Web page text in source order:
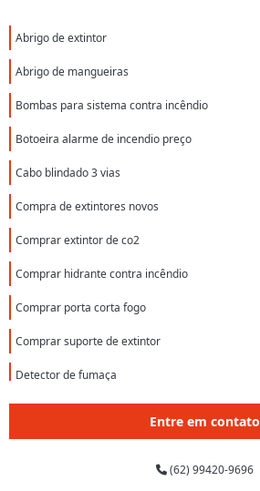
Abrigo de extintor
Abrigo de mangueiras
Bombas para sistema contra incêndio
Botoeira alarme de incendio preço
Cabo blindado 3 vias
Compra de extintores novos
Comprar extintor de co2
Comprar hidrante contra incêndio
Comprar porta corta fogo
Comprar suporte de extintor
Detector de fumaça
Detector de fumaça autônomo
Detector de fumaça convencional
Entre em contato
(62) 99420-9696